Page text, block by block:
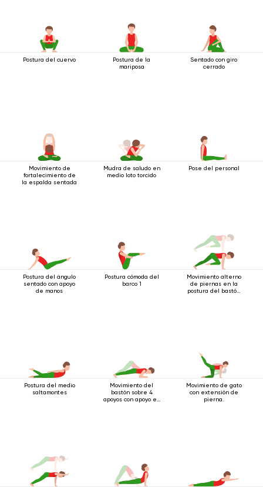
Postura del cuervo
Postura de la
mariposa
Sentado con giro
cerrado
Movimiento de
fortalecimiento de
la espalda sentada
Mudra de saludo en
medio loto torcido
Pose del personal
Postura del ángulo
sentado con apoyo
de manos
Postura cómoda del
barco 1
Movimiento alterno
de piernas en la
postura del bastón
Postura del medio
saltamontes
Movimiento del
bastón sobre 4
apoyos con apoyo en
Movimiento de gato
con extensión de
pierna.